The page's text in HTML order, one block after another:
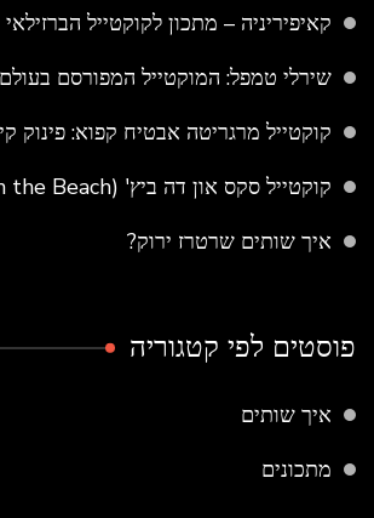
קאיפיריניה – מתכון לקוקטייל
שירלי טמפל: המוקטייל המפורסם בעולם
קוקטייל מרגריטה אבטיח קפוא: פינוק
קוקטייל סקס און דה ביץ' (Sex On the Beach)
איך שותים שרטרז ירוק?
פוסטים לפי קטגוריה
איך שותים
מתכונים